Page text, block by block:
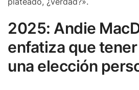
2025: Andie
enfatiza que
una elección